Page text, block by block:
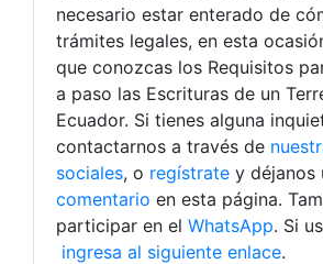
necesario estar enterado de
trámites legales, en esta
que conozcas los Requisitos
a paso las Escrituras de un
Ecuador. Si tienes alguna
contactarnos a través de
sociales, o regístrate y déjanos
comentario en esta página.
participar en el WhatsApp. Si
ingresa al siguiente enlace.